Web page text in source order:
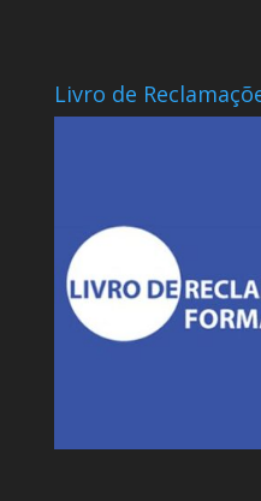
Livro de